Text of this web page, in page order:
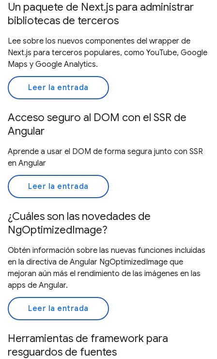
Un paquete de Next.js para administrar
bibliotecas de terceros
Lee sobre los nuevos componentes del wrapper de
Next.js para terceros populares, como YouTube, Google
Maps y Google Analytics.
Leer la entrada
Acceso seguro al DOM con el SSR de
Angular
Aprende a usar el DOM de forma segura junto con SSR
en Angular
Leer la entrada
¿Cuáles son las novedades de
NgOptimizedImage?
Obtén información sobre las nuevas funciones incluidas
en la directiva de Angular NgOptimizedImage que
mejoran aún más el rendimiento de las imágenes en las
apps de Angular.
Leer la entrada
Herramientas de framework para
resguardos de fuentes